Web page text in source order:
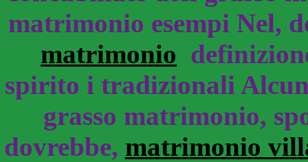
matrimonio esempi Nel,
matrimonio
spirito i tradizionali
grasso matrimonio,
dovrebbe, matrimonio